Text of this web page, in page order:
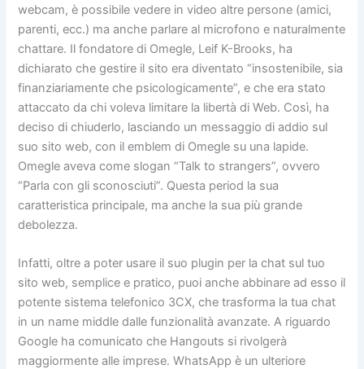
webcam, è possibile vedere in video altre persone (amici,
parenti, ecc.) ma anche parlare al microfono e naturalmente
chattare. Il fondatore di Omegle, Leif K-Brooks, ha
dichiarato che gestire il sito era diventato “insostenibile, sia
finanziariamente che psicologicamente”, e che era stato
attaccato da chi voleva limitare la libertà di Web. Così, ha
deciso di chiuderlo, lasciando un messaggio di addio sul
suo sito web, con il emblem di Omegle su una lapide.
Omegle aveva come slogan “Talk to strangers”, ovvero
“Parla con gli sconosciuti”. Questa period la sua
caratteristica principale, ma anche la sua più grande
debolezza.
Infatti, oltre a poter usare il suo plugin per la chat sul tuo
sito web, semplice e pratico, puoi anche abbinare ad esso il
potente sistema telefonico 3CX, che trasforma la tua chat
in un name middle dalle funzionalità avanzate. A riguardo
Google ha comunicato che Hangouts si rivolgerà
maggiormente alle imprese. WhatsApp è un ulteriore